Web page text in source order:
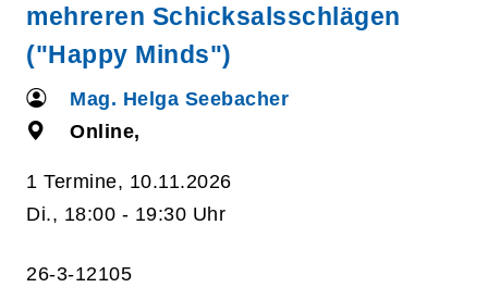
mehreren Schicksalsschlägen
("Happy Minds")
Mag. Helga Seebacher
Online,
1 Termine, 10.11.2026
Di., 18:00 - 19:30 Uhr
26-3-12105